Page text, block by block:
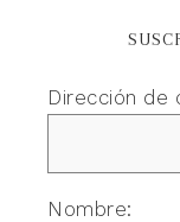
Dirección de
Nombre: